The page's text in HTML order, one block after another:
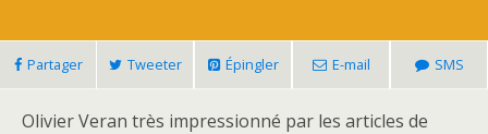
Partager Tweeter Épingler E-mail SMS
Olivier Veran très impressionné par les articles de